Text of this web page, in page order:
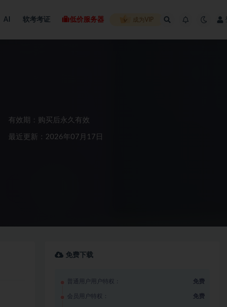
AI 软考考证 低价服务器 成为VIP
有效期：购买后永久有效
最近更新：2026年07月17日
免费下载
普通用户用户特权： 免费
会员用户特权： 免费